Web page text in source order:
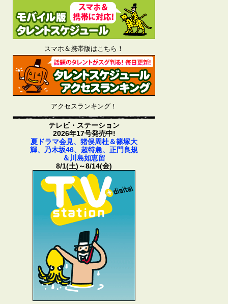
スマホ＆携帯版はこちら！
アクセスランキング！
テレビ・ステーション
2026年17号発売中!
夏ドラマ会見、猪俣周杜＆篠塚大
輝、乃木坂46、超特急、正門良規
＆川島如恵留
8/1(土)～8/14(金)